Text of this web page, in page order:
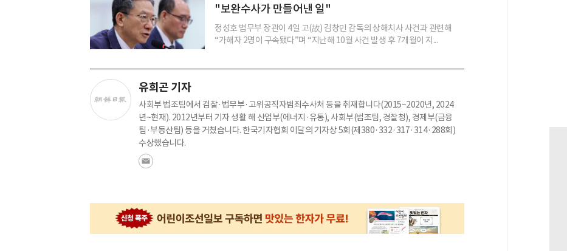
"보완수사가 만들어낸 일"
정성호 법무부 장관이 4일 고(故) 김창민 감독의 상해치사 사건과 관련해
“가해자 2명이 구속됐다”며 “지난해 10월 사건 발생 후 7개월이 지...
유희곤 기자
사회부 법조팀에서 검찰·법무부·고위공직자범죄수사처 등을 취재합니다(2015~2020년, 2024
년~현재). 2012년부터 기자 생활 해 산업부(에너지·유통), 사회부(법조팀, 경찰청), 경제부(금융
팀·부동산팀) 등을 거쳤습니다. 한국기자협회 이달의 기자상 5회(제380·332·317·314·288회)
수상했습니다.